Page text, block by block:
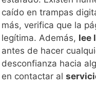
caído en trampas
más, verifica que la
legítima. Además, lee
antes de hacer
desconfianza hacia
en contactar al